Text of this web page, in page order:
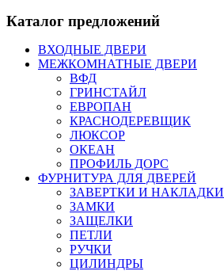
Каталог предложений
ВХОДНЫЕ ДВЕРИ
МЕЖКОМНАТНЫЕ ДВЕРИ
ВФД
ГРИНСТАЙЛ
ЕВРОПАН
КРАСНОДЕРЕВЩИК
ЛЮКСОР
ОКЕАН
ПРОФИЛЬ ДОРС
ФУРНИТУРА ДЛЯ ДВЕРЕЙ
ЗАВЕРТКИ И НАКЛАДКИ
ЗАМКИ
ЗАЩЕЛКИ
ПЕТЛИ
РУЧКИ
ЦИЛИНДРЫ